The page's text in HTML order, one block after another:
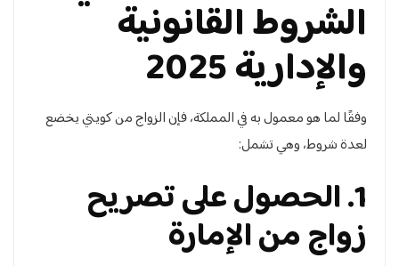
الشروط القانونية
والإدارية 2025
وفقًا لما هو معمول به في المملكة، فإن الزواج من كويتي يخضع
لعدة شروط، وهي تشمل:
1. الحصول على تصريح
زواج من الإمارة